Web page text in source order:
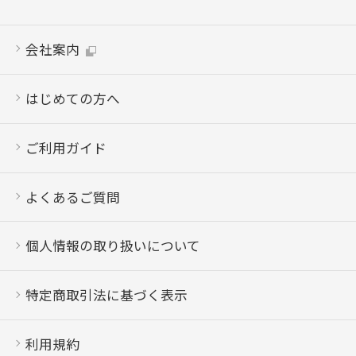
会社案内
はじめての方へ
ご利用ガイド
よくあるご質問
個人情報の取り扱いについて
特定商取引法に基づく表示
利用規約